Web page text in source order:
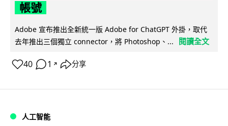
帳號
Adobe 宣布推出全新統一版 Adobe for ChatGPT 外掛，取代
去年推出三個獨立 connector，將 Photoshop、...
閱讀全文
40 1 ↗ 分享
人工智能